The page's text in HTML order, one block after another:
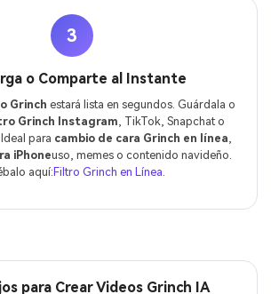
3
o Comparte al Instante
Grinch estará lista en segundos. Guárdala o
Grinch Instagram , TikTok, Snapchat o
para cambio de cara Grinch en línea
iPhoneuso, memes o contenido navideño.
aquí: Filtro Grinch en Línea
para Crear Videos Grinch IA